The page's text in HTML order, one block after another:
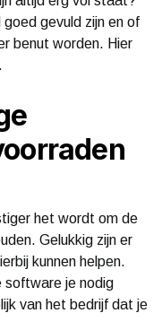
gevuld zijn en of
benut worden. Hier
het wordt om de
Gelukkig zijn er
kunnen helpen.
software je nodig
van het bedrijf dat je